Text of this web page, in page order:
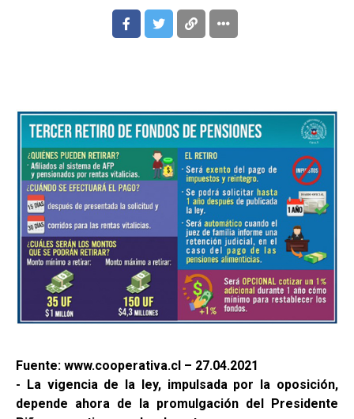
Fuente: www.cooperativa.cl – 27.04.2021
- La vigencia de la ley, impulsada por la oposición,
depende ahora de la promulgación del Presidente